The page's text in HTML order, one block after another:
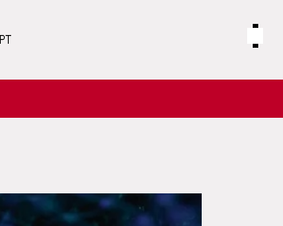
PT